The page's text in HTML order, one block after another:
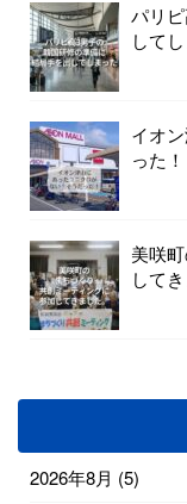
パリ
して
イオ
った！
美咲
して
2026年8月 (5)